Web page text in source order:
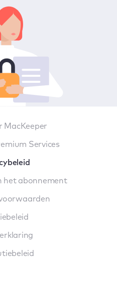
MacKeeper
Services
het abonnement